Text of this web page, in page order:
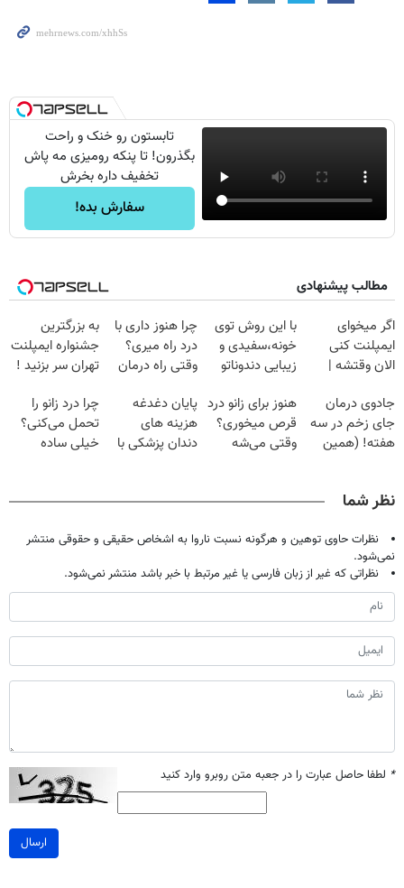
تابستون رو خنک و راحت
بگذرون! تا پنکه رومیزی مه پاش
تخفیف داره بخرش
سفارش بده!
مطالب پیشنهادی
اگر میخوای
ایمپلنت کنی
الان وقتشه |
میلیون تومان!!!
با این روش توی
خونه،سفیدی و
زیبایی دندوناتو
(40%off)
چرا هنوز داری با
درد راه میری؟
وقتی راه درمان
به بزرگترین
جشنواره ایمپلنت
تهران سر بزنید !
میلیون !
جادوی درمان
جای زخم در سه
هفته! (همین
هنوز برای زانو درد
قرص میخوری؟
وقتی می‌شه
پایان دغدغه
هزینه های
دندان پزشکی با
چرا درد زانو را
تحمل می‌کنی؟
خیلی ساده
نظر شما
نظرات حاوی توهین و هرگونه نسبت ناروا به اشخاص حقیقی و حقوقی منتشر
نمی‌شود.
نظراتی که غیر از زبان فارسی یا غیر مرتبط با خبر باشد منتشر نمی‌شود.
* لطفا حاصل عبارت را در جعبه متن روبرو وارد کنید
ارسال